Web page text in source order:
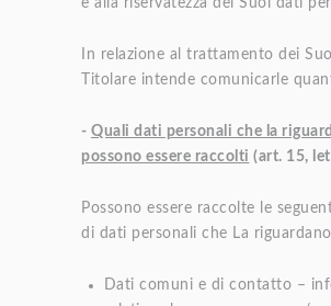
e alla riservatezza dei Suoi dati
In relazione al trattamento dei
Titolare intende comunicarle
- Quali dati personali che la
possono essere raccolti (art. 15,
Possono essere raccolte le
di dati personali che La
Dati comuni e di contatto –